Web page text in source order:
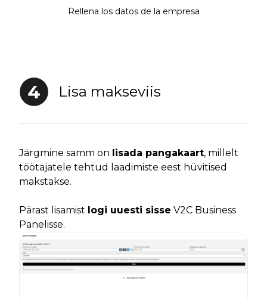
Rellena los datos de la empresa
Lisa makseviis
Järgmine samm on lisada pangakaart, millelt
töötajatele tehtud laadimiste eest hüvitised
makstakse.
Pärast lisamist logi uuesti sisse V2C Business
Panelisse.